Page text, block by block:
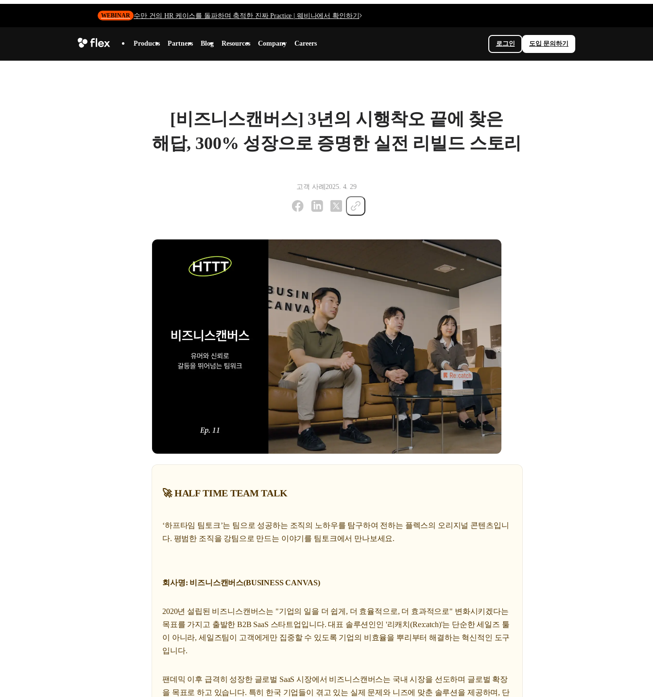
WEBINAR 수만 건의 HR 케이스를 돌파하며 축적한 진짜 Practice | 웨비나에서 확인하기
Products Partners Blog Resources Company Careers 로그인 도입 문의하기
[비즈니스캔버스] 3년의 시행착오 끝에 찾은
해답, 300% 성장으로 증명한 실전 리빌드 스토리
고객 사례 2025. 4. 29
🚀 HALF TIME TEAM TALK
‘하프타임 팀토크’는 팀으로 성공하는 조직의 노하우를 탐구하여 전하는 플렉스의 오리지널 콘텐츠입니
다. 평범한 조직을 강팀으로 만드는 이야기를 팀토크에서 만나보세요.
회사명: 비즈니스캔버스(BUSINESS CANVAS)
2020년 설립된 비즈니스캔버스는 "기업의 일을 더 쉽게, 더 효율적으로, 더 효과적으로" 변화시키겠다는
목표를 가지고 출발한 B2B SaaS 스타트업입니다. 대표 솔루션인인 '리캐치(Re:catch)'는 단순한 세일즈 툴
이 아니라, 세일즈팀이 고객에게만 집중할 수 있도록 기업의 비효율을 뿌리부터 해결하는 혁신적인 도구
입니다.
팬데믹 이후 급격히 성장한 글로벌 SaaS 시장에서 비즈니스캔버스는 국내 시장을 선도하며 글로벌 확장
을 목표로 하고 있습니다. 특히 한국 기업들이 겪고 있는 실제 문제와 니즈에 맞춘 솔루션을 제공하며, 단